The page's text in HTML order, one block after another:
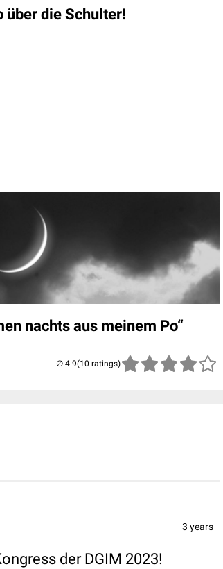
über die Schulter!
nachts aus meinem Po“
(10 ratings)
3 years
der DGIM 2023!